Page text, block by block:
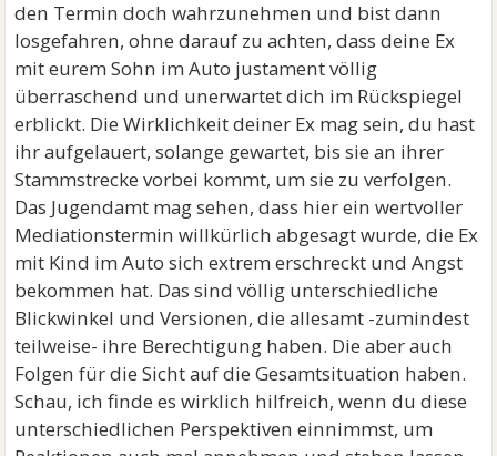
den Termin doch wahrzunehmen und bist dann
losgefahren, ohne darauf zu achten, dass deine Ex
mit eurem Sohn im Auto justament völlig
überraschend und unerwartet dich im Rückspiegel
erblickt. Die Wirklichkeit deiner Ex mag sein, du hast
ihr aufgelauert, solange gewartet, bis sie an ihrer
Stammstrecke vorbei kommt, um sie zu verfolgen.
Das Jugendamt mag sehen, dass hier ein wertvoller
Mediationstermin willkürlich abgesagt wurde, die Ex
mit Kind im Auto sich extrem erschreckt und Angst
bekommen hat. Das sind völlig unterschiedliche
Blickwinkel und Versionen, die allesamt -zumindest
teilweise- ihre Berechtigung haben. Die aber auch
Folgen für die Sicht auf die Gesamtsituation haben.
Schau, ich finde es wirklich hilfreich, wenn du diese
unterschiedlichen Perspektiven einnimmst, um